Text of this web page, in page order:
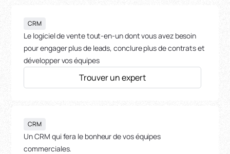
CRM
Le logiciel de vente tout-en-un dont vous avez besoin
pour engager plus de leads, conclure plus de contrats et
développer vos équipes
Trouver un expert
CRM
Un CRM qui fera le bonheur de vos équipes
commerciales.